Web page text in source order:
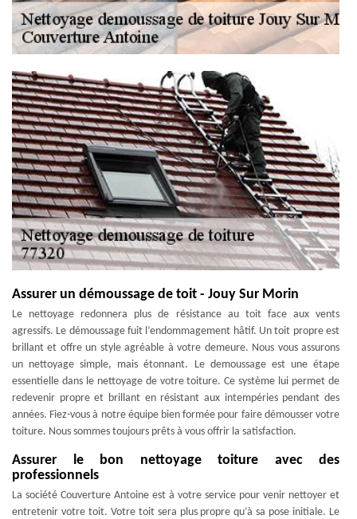
Assurer un démoussage de toit - Jouy Sur Morin
Le nettoyage redonnera plus de résistance au toit face aux vents
agressifs. Le démoussage fuit l’endommagement hâtif. Un toit propre est
brillant et offre un style agréable à votre demeure. Nous vous assurons
un nettoyage simple, mais étonnant. Le demoussage est une étape
essentielle dans le nettoyage de votre toiture. Ce système lui permet de
redevenir propre et brillant en résistant aux intempéries pendant des
années. Fiez-vous à notre équipe bien formée pour faire démousser votre
toiture. Nous sommes toujours prêts à vous offrir la satisfaction.
Assurer le bon nettoyage toiture avec des
professionnels
La société Couverture Antoine est à votre service pour venir nettoyer et
entretenir votre toit. Votre toit sera plus propre qu’à sa pose initiale. Le